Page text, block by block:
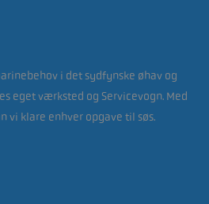
i det sydfynske øhav og
eget værksted og Servicevogn. Med
vi klare enhver opgave til søs.